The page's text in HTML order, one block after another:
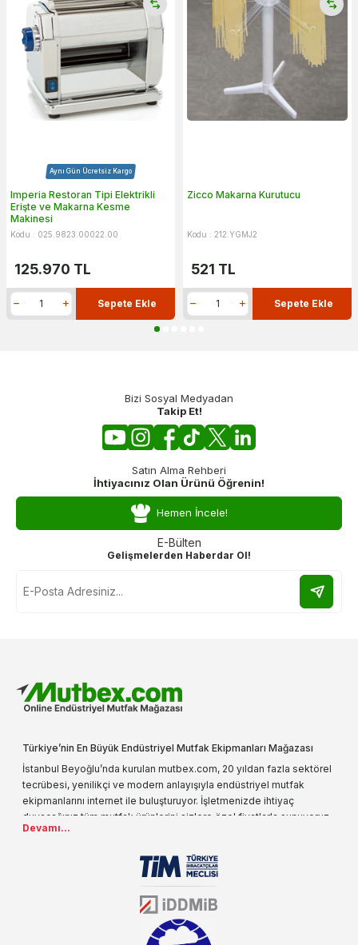
Aynı Gün Ücretsiz Kargo
Imperia Restoran Tipi Elektrikli
Erişte ve Makarna Kesme
Makinesi
Kodu : 025.9823.00022.00
125.970 TL
Sepete Ekle
Zicco Makarna Kurutucu
Kodu : 212.YGMJ2
521 TL
Sepete Ekle
Bizi Sosyal Medyadan
Takip Et!
Satın Alma Rehberi
İhtiyacınız Olan Ürünü Öğrenin!
Hemen İncele!
E-Bülten
Gelişmelerden Haberdar Ol!
Türkiye’nin En Büyük Endüstriyel Mutfak Ekipmanları Mağazası
İstanbul Beyoğlu’nda kurulan mutbex.com, 20 yıldan fazla sektörel
tecrübesi, yenilikçi ve modern anlayışıyla endüstriyel mutfak
ekipmanlarını internet ile buluşturuyor. İşletmenizde ihtiyaç
duyacağınız tüm mutfak ürünlerini sizlere özel fiyatlarla sunuyoruz.
Endüstriyel mutfak malzemesi deyince akla gelen ilk adreslerden
sektörün farklı alanlarında da faliyet gösteren mutbex.com,
Öztiryakiler resmi bayisidir. Öztiryakiler ürünleri üzerinde büyük bir
donanıma sahip ekibi ile müşterilerine koşulsuz destek sunan
mutbex.com ile endüstriyel mutfak malzemeleri konusunda
alacağınız hizmet standartların her zaman üstünde olacaktır.
Devamı...